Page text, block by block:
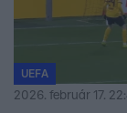
UEFA
2026. február 17.